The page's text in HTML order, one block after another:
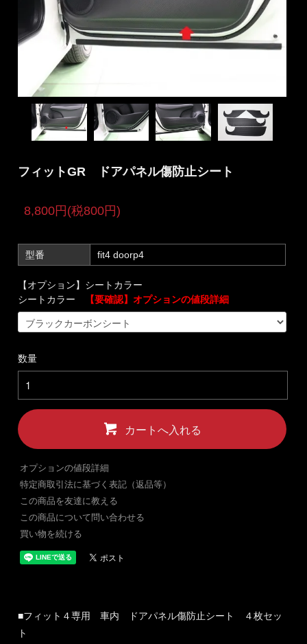
フィットGR ドアパネル傷防止シート
8,800円(税800円)
型番 fit4 doorp4
【オプション】シートカラー
シートカラー
【要確認】オプションの値段詳細
数量
カートへ入れる
オプションの値段詳細
特定商取引法に基づく表記（返品等）
この商品を友達に教える
この商品について問い合わせる
買い物を続ける
■フィット４専用 車内 ドアパネル傷防止シート ４枚セッ
ト